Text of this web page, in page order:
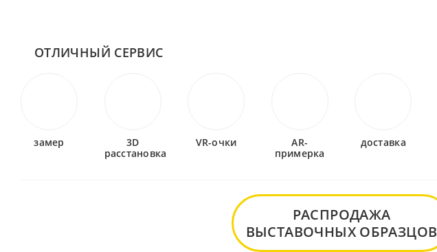
ОТЛИЧНЫЙ СЕРВИС
замер
3D
расстановка
VR-очки
AR-
примерка
доставка
РАСПРОДАЖА
ВЫСТАВОЧНЫХ ОБРАЗЦОВ